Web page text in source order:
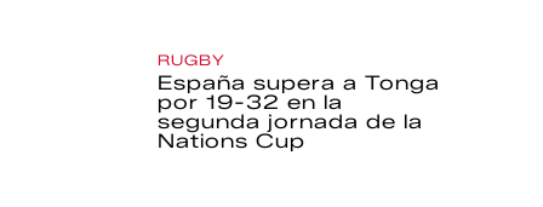
RUGBY
España supera a Tonga
por 19-32 en la
segunda jornada de la
Nations Cup